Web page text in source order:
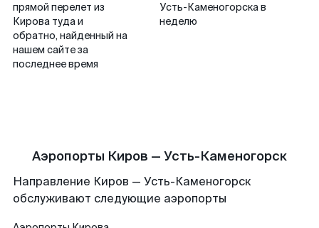
прямой перелет из
Кирова туда и
обратно, найденный на
нашем сайте за
последнее время
Усть-Каменогорска в
неделю
Аэропорты Киров — Усть-Каменогорск
Направление Киров — Усть-Каменогорск
обслуживают следующие аэропорты